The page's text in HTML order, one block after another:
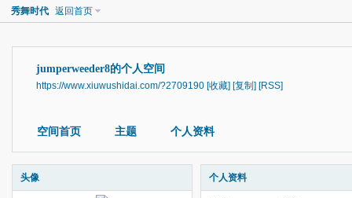
秀舞时代 返回首页
jumperweeder8的个人空间
https://www.xiuwushidai.com/?2709190 [收藏] [复制] [RSS]
空间首页 主题 个人资料
头像 个人资料